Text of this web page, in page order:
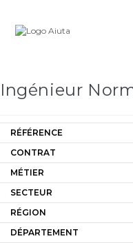
content
Carrière
Ingénieur
RÉFÉRENCE
CONTRAT
MÉTIER
SECTEUR
RÉGION
DÉPARTEMENT